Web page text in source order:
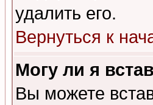
удалить его.
Вернуться к
Могу ли я
Вы можете